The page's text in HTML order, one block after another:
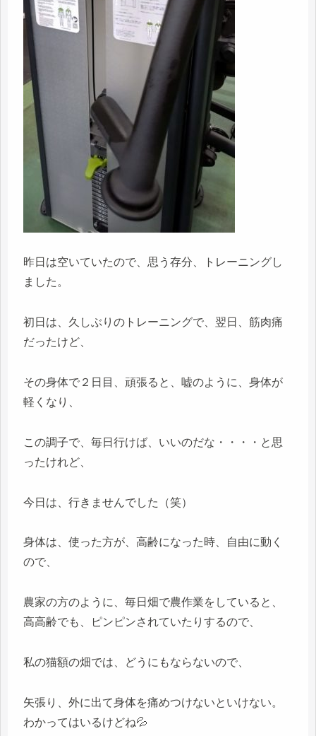
昨日は空いていたので、思う存分、トレーニングし
ました。
初日は、久しぶりのトレーニングで、翌日、筋肉痛
だったけど、
その身体で２日目、頑張ると、嘘のように、身体が
軽くなり、
この調子で、毎日行けば、いいのだな・・・・と思
ったけれど、
今日は、行きませんでした（笑）
身体は、使った方が、高齢になった時、自由に動く
ので、
農家の方のように、毎日畑で農作業をしていると、
高高齢でも、ピンピンされていたりするので、
私の猫額の畑では、どうにもならないので、
矢張り、外に出て身体を痛めつけないといけない。
わかってはいるけどね💦